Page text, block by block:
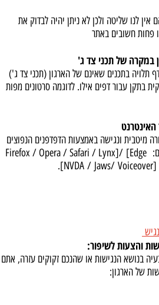
לנו שליטה ולכן לא ניתן יהיה לבדוק את
פחות חשובים באתר
במקרה של תכני צד ג'
תלויה בתכנים שאינם של הארגון (תכני צד ג')
בתקן עבור דפים אילו. לדוגמה סרטונים מפות
האינטרנט
מיטבית ונגישה באמצעות הדפדפנים הנפוצים
:
/ [Edge
[
NVDA / Jaws/ Voiceover
].
והצעות לשיפור:
בנושא הנגישות או שהנכם זקוקים עזרה, אתם
של הארגון: